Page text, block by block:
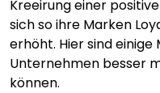
Kreeirung einer
sich so ihre Marken
erhöht. Hier sind
Unternehmen besser
können.